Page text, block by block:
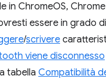
in ChromeOS,
essere in grado di
/scrivere
viene disconnesso
tabella Compatibilità